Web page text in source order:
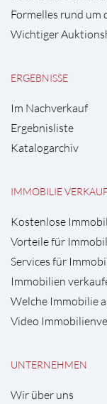
Formelles rund um
Wichtiger
ERGEBNISSE
Im Nachverkauf
Ergebnisliste
Katalogarchiv
IMMOBILIE
Kostenlose
Vorteile für
Services für
Immobilien
Welche Immobilie
Video
UNTERNEHMEN
Wir über uns